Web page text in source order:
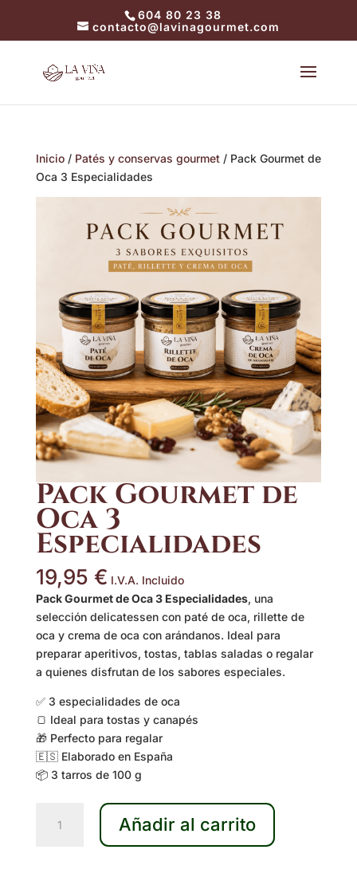
604 80 23 38
contacto@lavinagourmet.com
Inicio/ Patés y conservas gourmet/ Pack Gourmet de
Oca 3 Especialidades
Pack Gourmet de
Oca 3
Especialidades
19,95 € I.V.A. Incluido
Pack Gourmet de Oca 3 Especialidades, una
selección delicatessen con paté de oca, rillette de
oca y crema de oca con arándanos. Ideal para
preparar aperitivos, tostas, tablas saladas o regalar
a quienes disfrutan de los sabores especiales.
✅ 3 especialidades de oca
🍞 Ideal para tostas y canapés
🎁 Perfecto para regalar
🇪🇸 Elaborado en España
📦 3 tarros de 100 g
Gourmet
Añadir al carrito